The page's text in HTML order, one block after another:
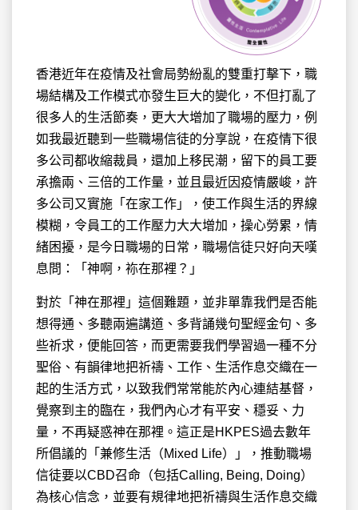
香港近年在疫情及社會局勢紛亂的雙重打擊下，職
場結構及工作模式亦發生巨大的變化，不但打亂了
很多人的生活節奏，更大大增加了職場的壓力，例
如我最近聽到一些職場信徒的分享說，在疫情下很
多公司都收縮裁員，還加上移民潮，留下的員工要
承擔兩、三倍的工作量，並且最近因疫情嚴峻，許
多公司又實施「在家工作」，使工作與生活的界線
模糊，令員工的工作壓力大大增加，操心勞累，情
緒困擾，是今日職場的日常，職場信徒只好向天嘆
息問：「神啊，袮在那裡？」
對於「神在那裡」這個難題，並非單靠我們是否能
想得通、多聽兩遍講道、多背誦幾句聖經金句、多
些祈求，便能回答，而更需要我們學習過一種不分
聖俗、有韻律地把祈禱、工作、生活作息交織在一
起的生活方式，以致我們常常能於內心連結基督，
覺察到主的臨在，我們內心才有平安、穩妥、力
量，不再疑惑神在那裡。這正是HKPES過去數年
所倡議的「兼修生活（Mixed Life）」，推動職場
信徒要以CBD召命（包括Calling, Being, Doing）
為核心信念，並要有規律地把祈禱與生活作息交織